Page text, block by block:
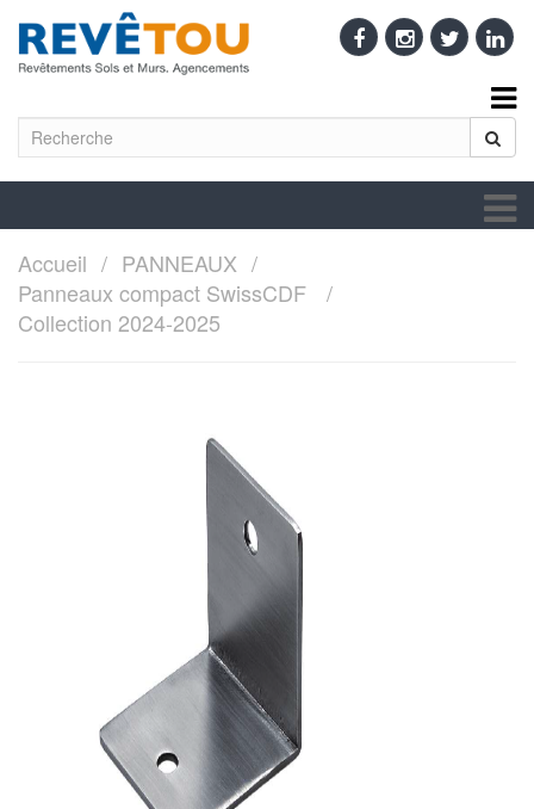
Accueil
PANNEAUX
Panneaux compact SwissCDF
Collection 2024-2025